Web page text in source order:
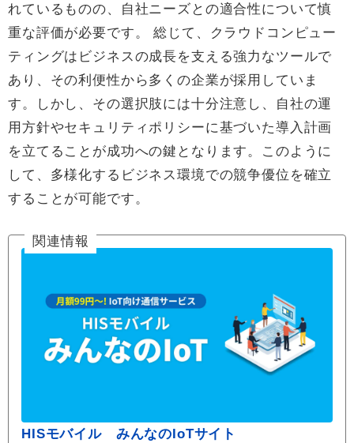
れているものの、自社ニーズとの適合性について慎
重な評価が必要です。 総じて、クラウドコンピュー
ティングはビジネスの成長を支える強力なツールで
あり、その利便性から多くの企業が採用していま
す。しかし、その選択肢には十分注意し、自社の運
用方針やセキュリティポリシーに基づいた導入計画
を立てることが成功への鍵となります。このように
して、多様化するビジネス環境での競争優位を確立
することが可能です。
関連情報
HISモバイル みんなのIoTサイト